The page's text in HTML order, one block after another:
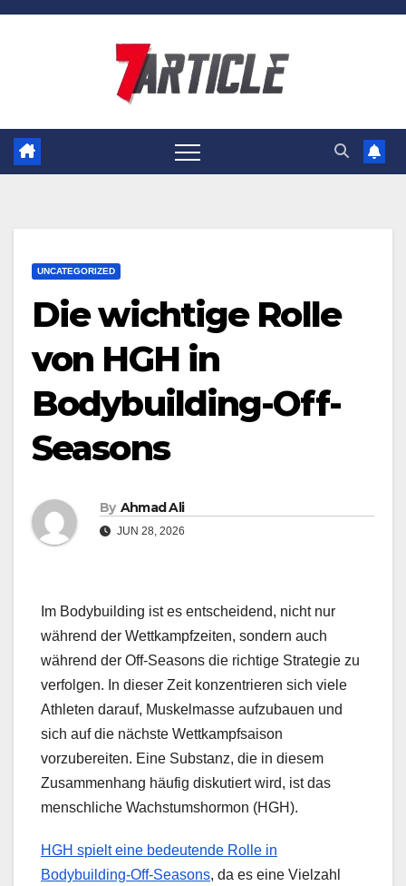
Skip
UNCATEGORIZED
Die wichtige Rolle
von HGH in
Bodybuilding-Off-
Seasons
By Ahmad Ali
JUN 28, 2026
Im Bodybuilding ist es entscheidend, nicht nur
während der Wettkampfzeiten, sondern auch
während der Off-Seasons die richtige Strategie zu
verfolgen. In dieser Zeit konzentrieren sich viele
Athleten darauf, Muskelmasse aufzubauen und
sich auf die nächste Wettkampfsaison
vorzubereiten. Eine Substanz, die in diesem
Zusammenhang häufig diskutiert wird, ist das
menschliche Wachstumshormon (HGH).
HGH spielt eine bedeutende Rolle in
Bodybuilding-Off-Seasons, da es eine Vielzahl